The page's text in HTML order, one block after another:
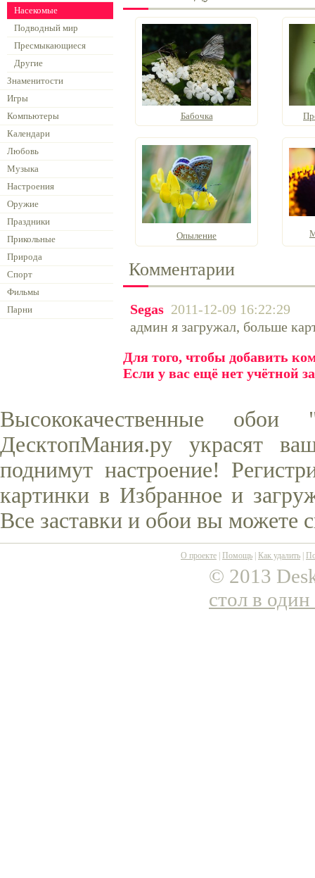
Насекомые
Подводный мир
Пресмыкающиеся
Другие
Знаменитости
Игры
Компьютеры
Календари
Любовь
Музыка
Настроения
Оружие
Праздники
Прикольные
Природа
Спорт
Фильмы
Парни
Бабочка
Опыление
Комментарии
Segas 2011-12-09 16:22:29
админ я загружал, больше
Для того, чтобы добавить
Если у вас ещё нет учётной
Высококачественные
ДесктопМания.ру украсят
поднимут настроение!
картинки в Избранное и
Все заставки и обои вы можете
О проекте Помощь Как удалить
© 2013
стол в